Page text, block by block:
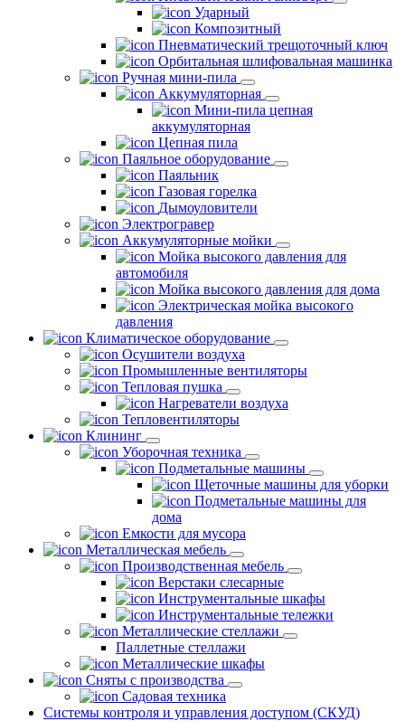
Ударный
Композитный
Пневматический трещоточный ключ
Орбитальная шлифовальная машинка
Ручная мини-пила
Аккумуляторная
Мини-пила цепная
аккумуляторная
Цепная пила
Паяльное оборудование
Паяльник
Газовая горелка
Дымоуловители
Электрогравер
Аккумуляторные мойки
Мойка высокого давления для
автомобиля
Мойка высокого давления для дома
Электрическая мойка высокого
давления
Климатическое оборудование
Осушители воздуха
Промышленные вентиляторы
Тепловая пушка
Нагреватели воздуха
Тепловентиляторы
Клининг
Уборочная техника
Подметальные машины
Щеточные машины для уборки
Подметальные машины для
дома
Емкости для мусора
Металлическая мебель
Производственная мебель
Верстаки слесарные
Инструментальные шкафы
Инструментальные тележки
Металлические стеллажи
Паллетные стеллажи
Металлические шкафы
Сняты с производства
Садовая техника
Системы контроля и управления доступом (СКУД)